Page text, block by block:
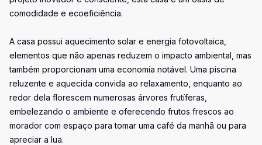
comodidade e ecoeficiência.
A casa possui aquecimento solar e energia fotovoltaica,
elementos que não apenas reduzem o impacto ambiental, mas
também proporcionam uma economia notável. Uma piscina
reluzente e aquecida convida ao relaxamento, enquanto ao
redor dela florescem numerosas árvores frutíferas,
embelezando o ambiente e oferecendo frutos frescos ao
morador com espaço para tomar uma café da manhã ou para
apreciar a lua.